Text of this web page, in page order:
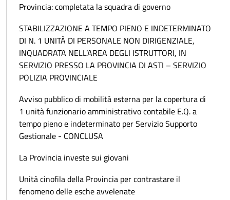
Provincia: completata la squadra di governo
STABILIZZAZIONE A TEMPO PIENO E INDETERMINATO
DI N. 1 UNITÀ DI PERSONALE NON DIRIGENZIALE,
INQUADRATA NELL’AREA DEGLI ISTRUTTORI, IN
SERVIZIO PRESSO LA PROVINCIA DI ASTI – SERVIZIO
POLIZIA PROVINCIALE
Avviso pubblico di mobilità esterna per la copertura di
1 unità funzionario amministrativo contabile E.Q. a
tempo pieno e indeterminato per Servizio Supporto
Gestionale - CONCLUSA
La Provincia investe sui giovani
Unità cinofila della Provincia per contrastare il
fenomeno delle esche avvelenate